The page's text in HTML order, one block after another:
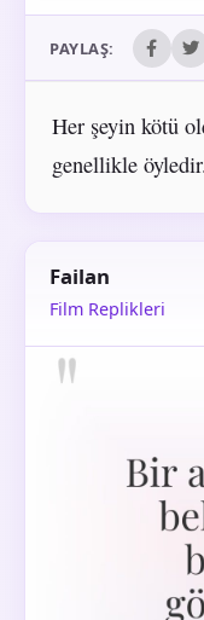
PAYLAŞ:
Her şeyin kötü
genellikle
Failan
Film Replikleri